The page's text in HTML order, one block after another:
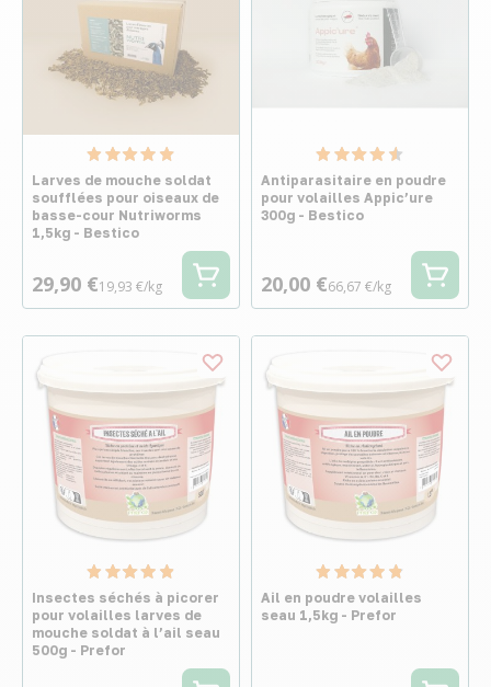
Larves de mouche soldat
soufflées pour oiseaux de
basse-cour Nutriworms
1,5kg - Bestico
29,90 €19,93 €/kg
Antiparasitaire en poudre
pour volailles Appic’ure
300g - Bestico
20,00 €66,67 €/kg
Insectes séchés à picorer
pour volailles larves de
mouche soldat à l’ail seau
500g - Prefor
Ail en poudre volailles
seau 1,5kg - Prefor